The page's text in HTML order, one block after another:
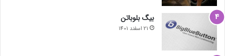
بیگ بلوباتن
21 اسفند 1401